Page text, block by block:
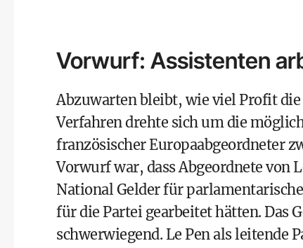
Vorwurf: Assistenten
Abzuwarten bleibt, wie viel Profit die
Verfahren drehte sich um die
französischer Europaabgeordneter
Vorwurf war, dass Abgeordnete von
National Gelder für
für die Partei gearbeitet hätten. Das
schwerwiegend. Le Pen als leitende